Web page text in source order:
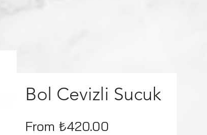
Bol Cevizli Sucuk
From ₺420.00